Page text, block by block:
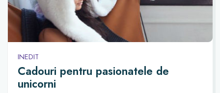
INEDIT
Cadouri pentru pasionatele de
unicorni